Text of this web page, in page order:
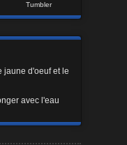
Tumbler
jaune d'oeuf et le
avec l'eau